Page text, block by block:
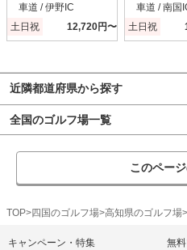
車道 / 伊野IC
土日祝
12,720円〜
車道 / 南国
土日祝
近隣都道府県から探す
全国のゴルフ場一覧
このペー
TOP 四国のゴルフ場 高知県のゴルフ場
キャンペーン・特集 無